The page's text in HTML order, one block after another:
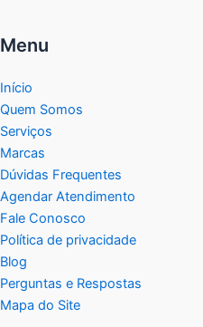
Menu
Início
Quem Somos
Serviços
Marcas
Dúvidas Frequentes
Agendar Atendimento
Fale Conosco
Política de privacidade
Blog
Perguntas e Respostas
Mapa do Site